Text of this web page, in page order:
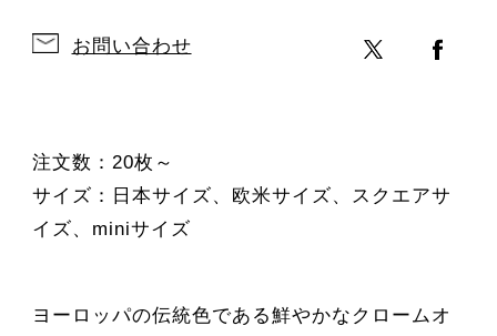
お問い合わせ
注文数：20枚～
サイズ：日本サイズ、欧米サイズ、スクエアサ
イズ、miniサイズ
ヨーロッパの伝統色である鮮やかなクロームオ